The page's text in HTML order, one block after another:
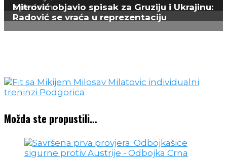
operisan
Mitrović objavio spisak za Gruziju i Ukrajinu:
Radović se vraća u reprezentaciju
Možda ste propustili…